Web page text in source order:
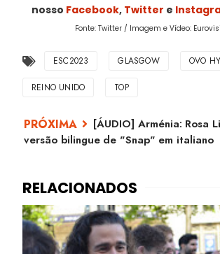
nosso Facebook, Twitter e
Fonte: Twitter / Imagem e Vídeo:
ESC2023 GLASGOW OVO
REINO UNIDO TOP
[ÁUDIO] Arménia: Rosa
versão bilingue de "Snap" em italiano